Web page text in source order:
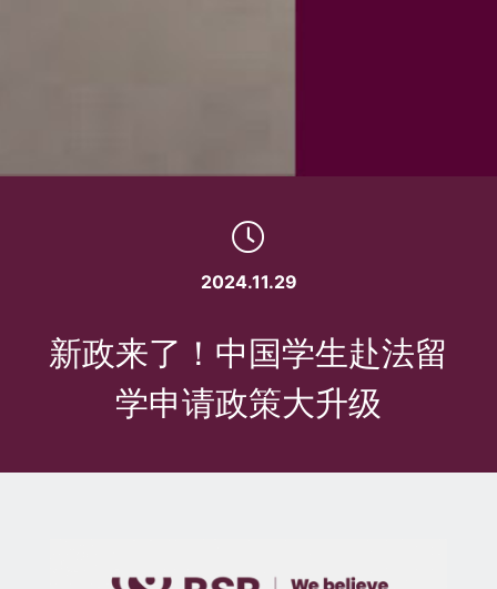
2024.11.29
新政来了！中国学生赴法留
学申请政策大升级